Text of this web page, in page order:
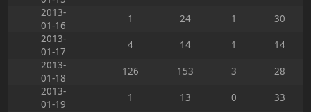
2013-
01-16
1 24 1
30
2013-
01-17
4 14 1
14
2013-
01-18
126 153 3
28
2013-
01-19
1 13 0
33